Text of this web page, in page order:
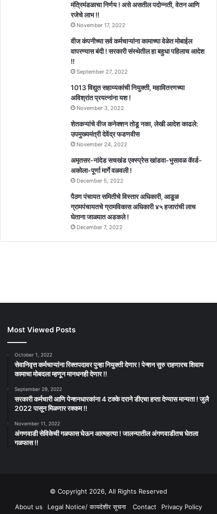
मंत्रिमंडळाचा निर्णय ! असे असतील पदोन्नती, वेतन आणि
रजेचे लाभ !!
November 17, 2022
वीज कंपनीच्या सर्व कर्मचाऱ्यांना कामाच्या वेळेत मोबाईल
वापरण्यास बंदी ! सरकारी संस्थेतील हा बहुधा पहिलाच आदेश
!!
September 27, 2022
1013 विद्युत सहाय्यकांची नियुक्ती, महावितरणच्या
अविश्रांत प्रयत्नांना यश !
November 3, 2022
शेतकऱ्यांचे वीज कनेक्शन तोडू नका, लेखी आदेश काढले:
उपमुख्यमंत्री देवेंद्र फडणवीस
November 24, 2022
अमृतसर-नांदेड सचखंड एक्स्प्रेस खांडवा-भुसावळ कॅार्ड-
अकोला-पूर्णा मार्गे वळवली !
December 5, 2022
पैठण पंचायत समितीचे विस्तार अधिकारी, आडूळ
ग्रामपंचायतचे ग्रामविकास अधिकारी ४५ हजारांची लाच
घेताना जाळ्यात अडकले !
December 7, 2022
Most Viewed Posts
October 1, 2022
सेवानिवृत्त कर्मचाऱ्यांना रिक्तपदावर पुन्हा नियुक्ती देणार ! पेन्शन सुरु राहणारच शिवाय
कामाचा मोबदला म्हणून मानधनही देणार !!
September 29, 2022
सरकारी कर्मचारी आणि पेन्शनधारकांना 4 टक्के दराने डीएचा हप्ता देण्यास मान्यता ! जुलै
2022 पासून मिळणार रक्कम !!
November 11, 2022
अंगणवाडी सेविकेची गळफास घेऊन आत्महत्या ! जालन्यातील अंगणवाडीतच घेतला
गळफास !!
© Copyright 2026, All Rights Reserved
About us
Legal Notice/ कायदेशीर सूचना Contact Privacy Policy